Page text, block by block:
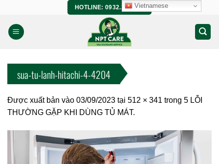
nội
dung
HOTLINE: 0932.266.458
sua-tu-lanh-hitachi-4-4204
Được xuất bản vào 03/09/2023 tại 512 × 341 trong 5 LỖI
THƯỜNG GẶP KHI DÙNG TỦ MÁT.
Vietnamese